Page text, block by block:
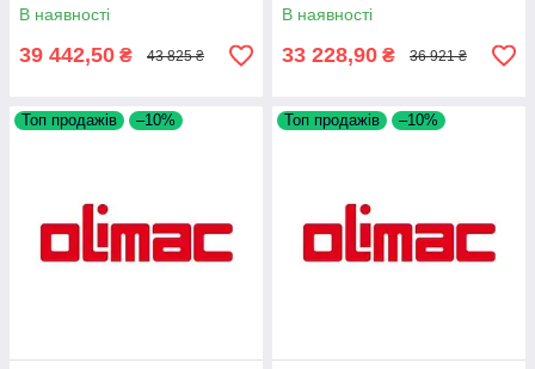
В наявності
39 442,50 ₴ 43 825 ₴
В наявності
33 228,90 ₴ 36 921 ₴
Топ продажів –10% Топ продажів –10%